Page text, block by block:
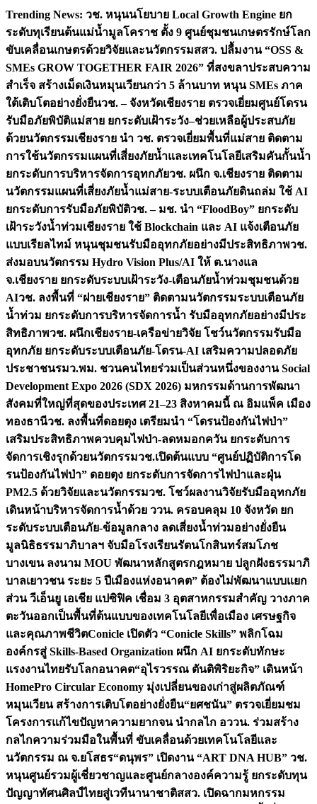
Skip
content
Trending News: วช. หนุนนโยบาย Local Growth Engine ยก
ระดับทุเรียนต้นแม่น้ำมูลโคราช ตั้ง 9 ศูนย์ชุมชนเกษตรรักษ์โลก
ขับเคลื่อนเกษตรด้วยวิจัยและนวัตกรรมสสว. ปลื้มงาน “OSS &
SMEs GROW TOGETHER FAIR 2026” ที่สงขลาประสบความ
สำเร็จ สร้างเม็ดเงินหมุนเวียนกว่า 5 ล้านบาท หนุน SMEs ภาค
ใต้เติบโตอย่างยั่งยืนวช. – จังหวัดเชียงราย ตรวจเยี่ยมศูนย์โดรน
รับมือภัยพิบัติแม่สาย ยกระดับเฝ้าระวัง–ช่วยเหลือผู้ประสบภัย
ด้วยนวัตกรรมเชียงราย นำ วช. ตรวจเยี่ยมพื้นที่แม่สาย ติดตาม
การใช้นวัตกรรมแผนที่เสี่ยงภัยน้ำและเทคโนโลยีเสริมคันกั้นน้ำ
ยกระดับการบริหารจัดการอุทกภัยวช. ผนึก จ.เชียงราย ติดตาม
นวัตกรรมแผนที่เสี่ยงภัยน้ำแม่สาย-ระบบเตือนภัยดินถล่ม ใช้ AI
ยกระดับการรับมือภัยพิบัติวช. – มช. นำ “FloodBoy” ยกระดับ
เฝ้าระวังน้ำท่วมเชียงราย ใช้ Blockchain และ AI แจ้งเตือนภัย
แบบเรียลไทม์ หนุนชุมชนรับมืออุทกภัยอย่างมีประสิทธิภาพวช.
ส่งมอบนวัตกรรม Hydro Vision Plus/AI ให้ ต.นางแล
จ.เชียงราย ยกระดับระบบเฝ้าระวัง-เตือนภัยน้ำท่วมชุมชนด้วย
AIวช. ลงพื้นที่ “ฝายเชียงราย” ติดตามนวัตกรรมระบบเตือนภัย
น้ำท่วม ยกระดับการบริหารจัดการน้ำ รับมืออุทกภัยอย่างมีประ
สิทธิภาพวช. ผนึกเชียงราย-เครือข่ายวิจัย โชว์นวัตกรรมรับมือ
อุทกภัย ยกระดับระบบเตือนภัย-โดรน-AI เสริมความปลอดภัย
ประชาชนรมว.พม. ชวนคนไทยร่วมเป็นส่วนหนึ่งของงาน Social
Development Expo 2026 (SDX 2026) มหกรรมด้านการพัฒนา
สังคมที่ใหญ่ที่สุดของประเทศ 21–23 สิงหาคมนี้ ณ อิมแพ็ค เมือง
ทองธานีวช. ลงพื้นที่ดอยตุง เตรียมนำ “โดรนป้องกันไฟป่า”
เสริมประสิทธิภาพควบคุมไฟป่า-ลดหมอกควัน ยกระดับการ
จัดการเชิงรุกด้วยนวัตกรรมวช.เปิดต้นแบบ “ศูนย์ปฏิบัติการโด
รนป้องกันไฟป่า” ดอยตุง ยกระดับการจัดการไฟป่าและฝุ่น
PM2.5 ด้วยวิจัยและนวัตกรรมวช. โชว์ผลงานวิจัยรับมืออุทกภัย
เดินหน้าบริหารจัดการน้ำด้วย ววน. ครอบคลุม 10 จังหวัด ยก
ระดับระบบเตือนภัย-ข้อมูลกลาง ลดเสี่ยงน้ำท่วมอย่างยั่งยืน
มูลนิธิธรรมาภิบาลฯ จับมือโรงเรียนรัตนโกสินทร์สมโภช
บางเขน ลงนาม MOU พัฒนาหลักสูตรกฎหมาย ปลูกฝังธรรมาภิ
บาลเยาวชน ระยะ 5 ปีเมืองแห่งอนาคต” ต้องไม่พัฒนาแบบแยก
ส่วน วีเอ็นยู เอเชีย แปซิฟิค เชื่อม 3 อุตสาหกรรมสำคัญ วางภาค
ตะวันออกเป็นพื้นที่ต้นแบบของเทคโนโลยีเพื่อเมือง เศรษฐกิจ
และคุณภาพชีวิตConicle เปิดตัว “Conicle Skills” พลิกโฉม
องค์กรสู่ Skills-Based Organization ผนึก AI ยกระดับทักษะ
แรงงานไทยรับโลกอนาคต“อุไรวรรณ ตันติพิริยะกิจ” เดินหน้า
HomePro Circular Economy มุ่งเปลี่ยนของเก่าสู่ผลิตภัณฑ์
หมุนเวียน สร้างการเติบโตอย่างยั่งยืน“ยศชนัน” ตรวจเยี่ยมชม
โครงการแก้ไขปัญหาความยากจน นำกลไก อววน. ร่วมสร้าง
กลไกความร่วมมือในพื้นที่ ขับเคลื่อนด้วยเทคโนโลยีและ
นวัตกรรม ณ จ.ยโสธร“ดนุพร” เปิดงาน “ART DNA HUB” วช.
หนุนศูนย์รวมผู้เชี่ยวชาญและศูนย์กลางองค์ความรู้ ยกระดับทุน
ปัญญาทัศนศิลป์ไทยสู่เวทีนานาชาติสสว. เปิดฉากมหกรรม